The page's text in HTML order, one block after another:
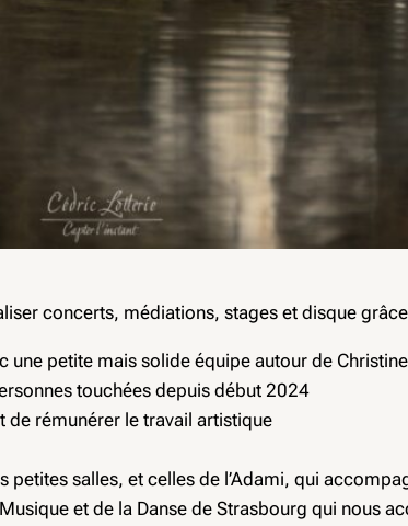
concerts, médiations, stages et disque
une petite mais solide équipe autour de
touchées depuis début 2024
rémunérer le travail artistique
salles, et celles de l’Adami, qui
et de la Danse de Strasbourg qui nous